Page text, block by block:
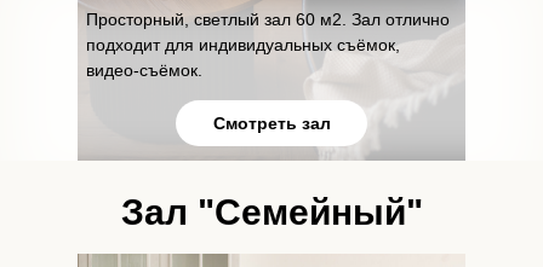
Просторный, светлый зал 60 м2. Зал отлично
подходит для индивидуальных съёмок,
видео-съёмок.
Смотреть зал
Зал "Семейный"